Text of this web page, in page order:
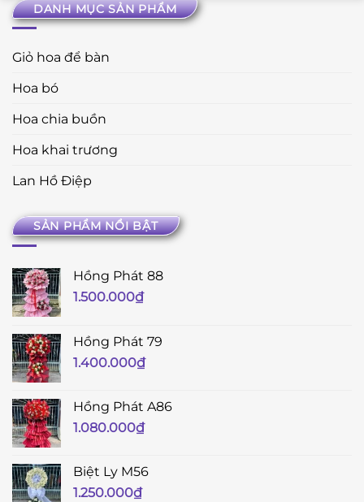
DANH MỤC SẢN PHẨM
Giỏ hoa để bàn
Hoa bó
Hoa chia buồn
Hoa khai trương
Lan Hồ Điệp
SẢN PHẨM NỔI BẬT
Hồng Phát 88
1.500.000₫
Hồng Phát 79
1.400.000₫
Hồng Phát A86
1.080.000₫
Biệt Ly M56
1.250.000₫